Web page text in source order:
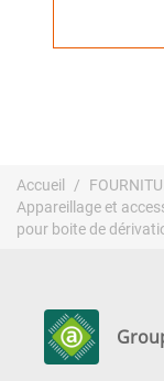
Accueil
Appareillage et
pour boite de